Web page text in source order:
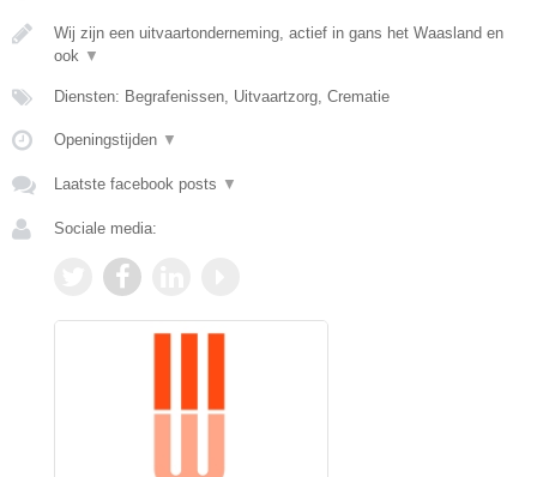
Wij zijn een uitvaartonderneming, actief in gans het Waasland en
ook ▼
Diensten: Begrafenissen, Uitvaartzorg, Crematie
Openingstijden ▼
Laatste facebook posts ▼
Sociale media: